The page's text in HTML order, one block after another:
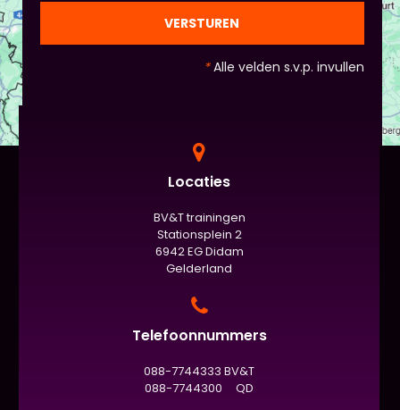
officiële/vaste werkvorm zijn. Voor beginners is het
nog met spiekbriefje). - Vergeet het
evaluatieformulier niet :)
VERSTUREN
*Alle velden s.v.p. invullen
Locaties
BV&T trainingen
Stationsplein 2
6942 EG Didam
Gelderland
Telefoonnummers
088-7744333 BV&T
088-7744300 QD